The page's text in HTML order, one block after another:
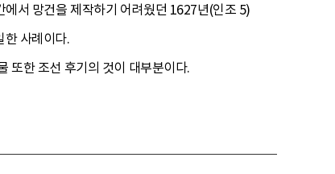
서 망건을 제작하기 어려웠던 1627년(인조 5)
한 사례이다.
또한 조선 후기의 것이 대부분이다.